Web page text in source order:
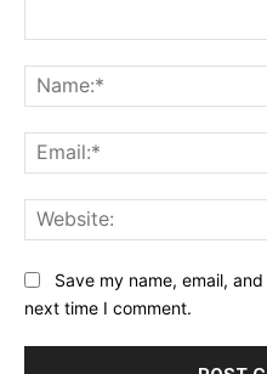
Save my name, email,
next time I comment.